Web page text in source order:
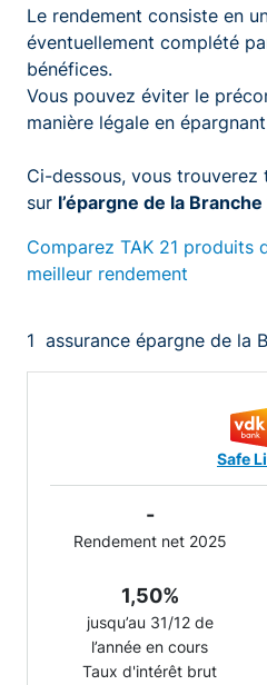
Le rendement consiste en
éventuellement complété
bénéfices.
Vous pouvez éviter le
manière légale en
Ci-dessous, vous
sur l’épargne de la
Comparez TAK 21 produits
meilleur rendement
1 assurance épargne de la
Safe
-
Rendement net 2025
1,50%
jusqu’au 31/12 de
l’année en cours
Taux d'intérêt brut